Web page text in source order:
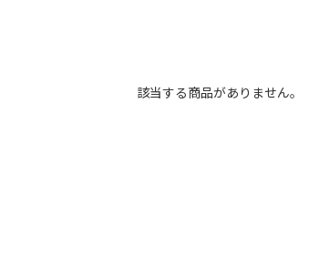
該当する商品がありません。